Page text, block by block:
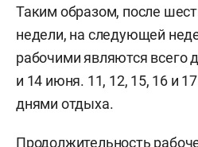
Таким образом, после
недели, на следующей
рабочими являются всего
и 14 июня. 11, 12, 15, 16 и
днями отдыха.
Продолжительность